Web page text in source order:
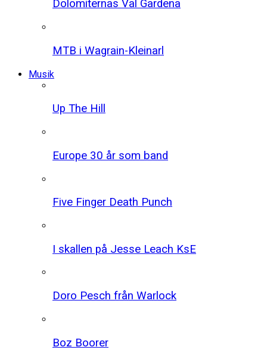
Dolomiternas Val Gardena
MTB i Wagrain-Kleinarl
Musik
Up The Hill
Europe 30 år som band
Five Finger Death Punch
I skallen på Jesse Leach KsE
Doro Pesch från Warlock
Boz Boorer